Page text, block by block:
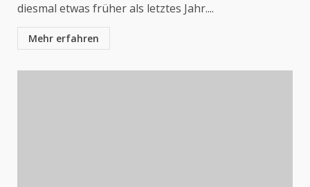
diesmal etwas früher als letztes Jahr....
Mehr erfahren